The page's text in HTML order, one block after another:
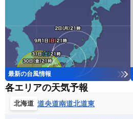
最新の台風情報
各エリアの天気予報
北海道 道央道南道北道東